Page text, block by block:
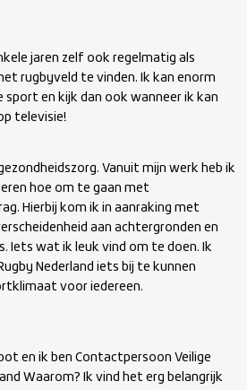
jaren zelf ook regelmatig als
rugbyveld te vinden. Ik kan enorm
sport en kijk dan ook wanneer ik kan
televisie!
Vanuit mijn werk heb ik
hoe om te gaan met
Hierbij kom ik in aanraking met
aan achtergronden en
Iets wat ik leuk vind om te doen. Ik
Nederland iets bij te kunnen
voor iedereen.
en ik ben Contactpersoon Veilige
Waarom? Ik vind het erg belangrijk